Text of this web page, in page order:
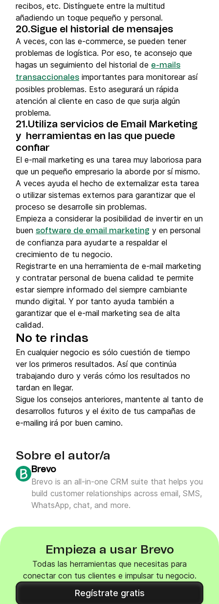
recibos, etc. Distínguete entre la multitud
añadiendo un toque pequeño y personal.
20.Sigue el historial de mensajes
A veces, con las e-commerce, se pueden tener
problemas de logística. Por eso, te aconsejo que
hagas un seguimiento del historial de e-mails
transaccionales importantes para monitorear así
posibles problemas. Esto asegurará un rápida
atención al cliente en caso de que surja algún
problema.
21.Utiliza servicios de Email Marketing
y herramientas en las que puede
confiar
El e-mail marketing es una tarea muy laboriosa para
que un pequeño empresario la aborde por sí mismo.
A veces ayuda el hecho de externalizar esta tarea
o utilizar sistemas externos para garantizar que el
proceso se desarrolle sin problemas.
Empieza a considerar la posibilidad de invertir en un
buen software de email marketing y en personal
de confianza para ayudarte a respaldar el
crecimiento de tu negocio.
Registrarte en una herramienta de e-mail marketing
y contratar personal de buena calidad te permite
estar siempre informado del siempre cambiante
mundo digital. Y por tanto ayuda también a
garantizar que el e-mail marketing sea de alta
calidad.
No te rindas
En cualquier negocio es sólo cuestión de tiempo
ver los primeros resultados. Así que continúa
trabajando duro y verás cómo los resultados no
tardan en llegar.
Sigue los consejos anteriores, mantente al tanto de
desarrollos futuros y el éxito de tus campañas de
e-mailing irá por buen camino.
Sobre el autor/a
Brevo
Brevo is an all-in-one CRM suite that helps you
build customer relationships across email, SMS,
WhatsApp, chat, and more.
Empieza a usar Brevo
Todas las herramientas que necesitas para
conectar con tus clientes e impulsar tu negocio.
Regístrate gratis